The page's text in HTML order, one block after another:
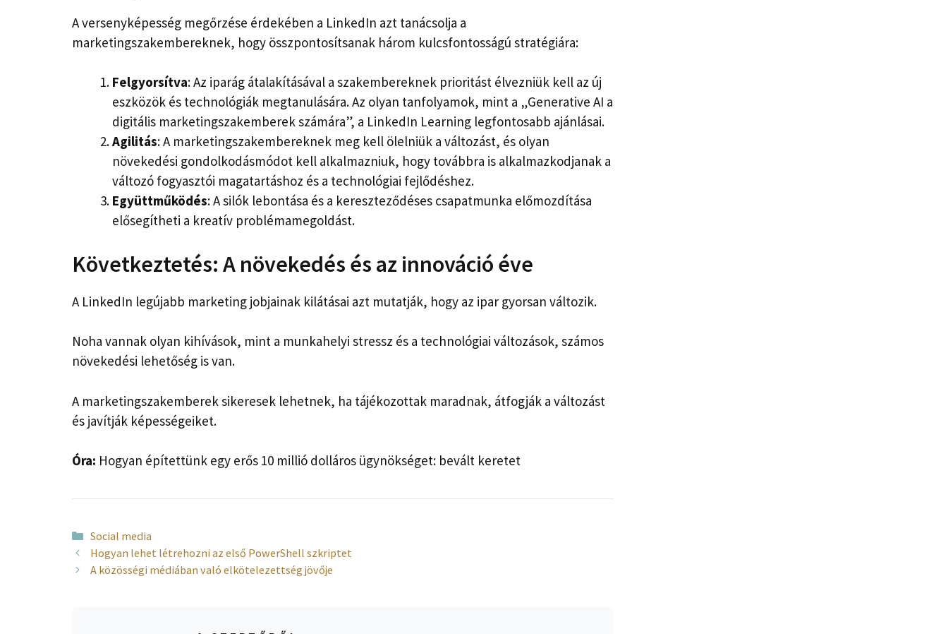
A versenyképesség megőrzése érdekében a LinkedIn azt tanácsolja a
marketingszakembereknek, hogy összpontosítsanak három kulcsfontosságú stratégiára:
Felgyorsítva: Az iparág átalakításával a szakembereknek prioritást élvezniük kell az új
eszközök és technológiák megtanulására. Az olyan tanfolyamok, mint a „Generative AI a
digitális marketingszakemberek számára”, a LinkedIn Learning legfontosabb ajánlásai.
Agilitás: A marketingszakembereknek meg kell ölelniük a változást, és olyan
növekedési gondolkodásmódot kell alkalmazniuk, hogy továbbra is alkalmazkodjanak a
változó fogyasztói magatartáshoz és a technológiai fejlődéshez.
Együttműködés: A silók lebontása és a kereszteződéses csapatmunka előmozdítása
elősegítheti a kreatív problémamegoldást.
Következtetés: A növekedés és az innováció éve
A LinkedIn legújabb marketing jobjainak kilátásai azt mutatják, hogy az ipar gyorsan változik.
Noha vannak olyan kihívások, mint a munkahelyi stressz és a technológiai változások, számos
növekedési lehetőség is van.
A marketingszakemberek sikeresek lehetnek, ha tájékozottak maradnak, átfogják a változást
és javítják képességeiket.
Óra: Hogyan építettünk egy erős 10 millió dolláros ügynökséget: bevált keretet
Kategória
Social media
Hogyan lehet létrehozni az első PowerShell szkriptet
A közösségi médiában való elkötelezettség jövője